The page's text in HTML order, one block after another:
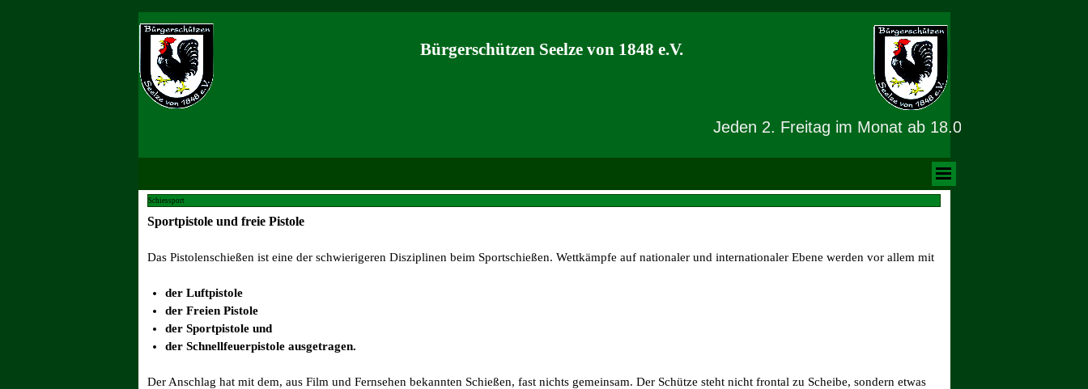
Bürgerschützen Seelze von 1848 e.V.
Jeden 2. Freitag im Monat ab 18.00 Uhr
Schiessport
Sportpistole und freie Pistole
Das Pistolenschießen ist eine der schwierigeren Disziplinen beim Sportschießen. Wettkämpfe auf nationaler und internationaler Ebene werden vor allem mit
der Luftpistole
der Freien Pistole
der Sportpistole und
der Schnellfeuerpistole ausgetragen.
Der Anschlag hat mit dem, aus Film und Fernsehen bekannten Schießen, fast nichts gemeinsam. Der Schütze steht nicht frontal zu Scheibe, sondern etwas